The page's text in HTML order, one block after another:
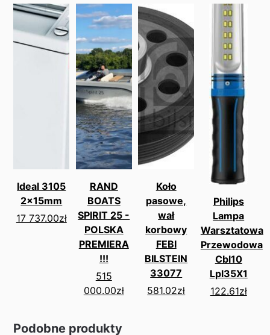
Ideal 3105
2x15mm
17 737.00zł
RAND
BOATS
SPIRIT 25 -
POLSKA
PREMIERA
!!!
515
000.00zł
Koło
pasowe,
wał
korbowy
FEBI
BILSTEIN
33077
581.02zł
Philips
Lampa
Warsztatowa
Przewodowa
Cbl10
Lpl35X1
122.61zł
Podobne produkty